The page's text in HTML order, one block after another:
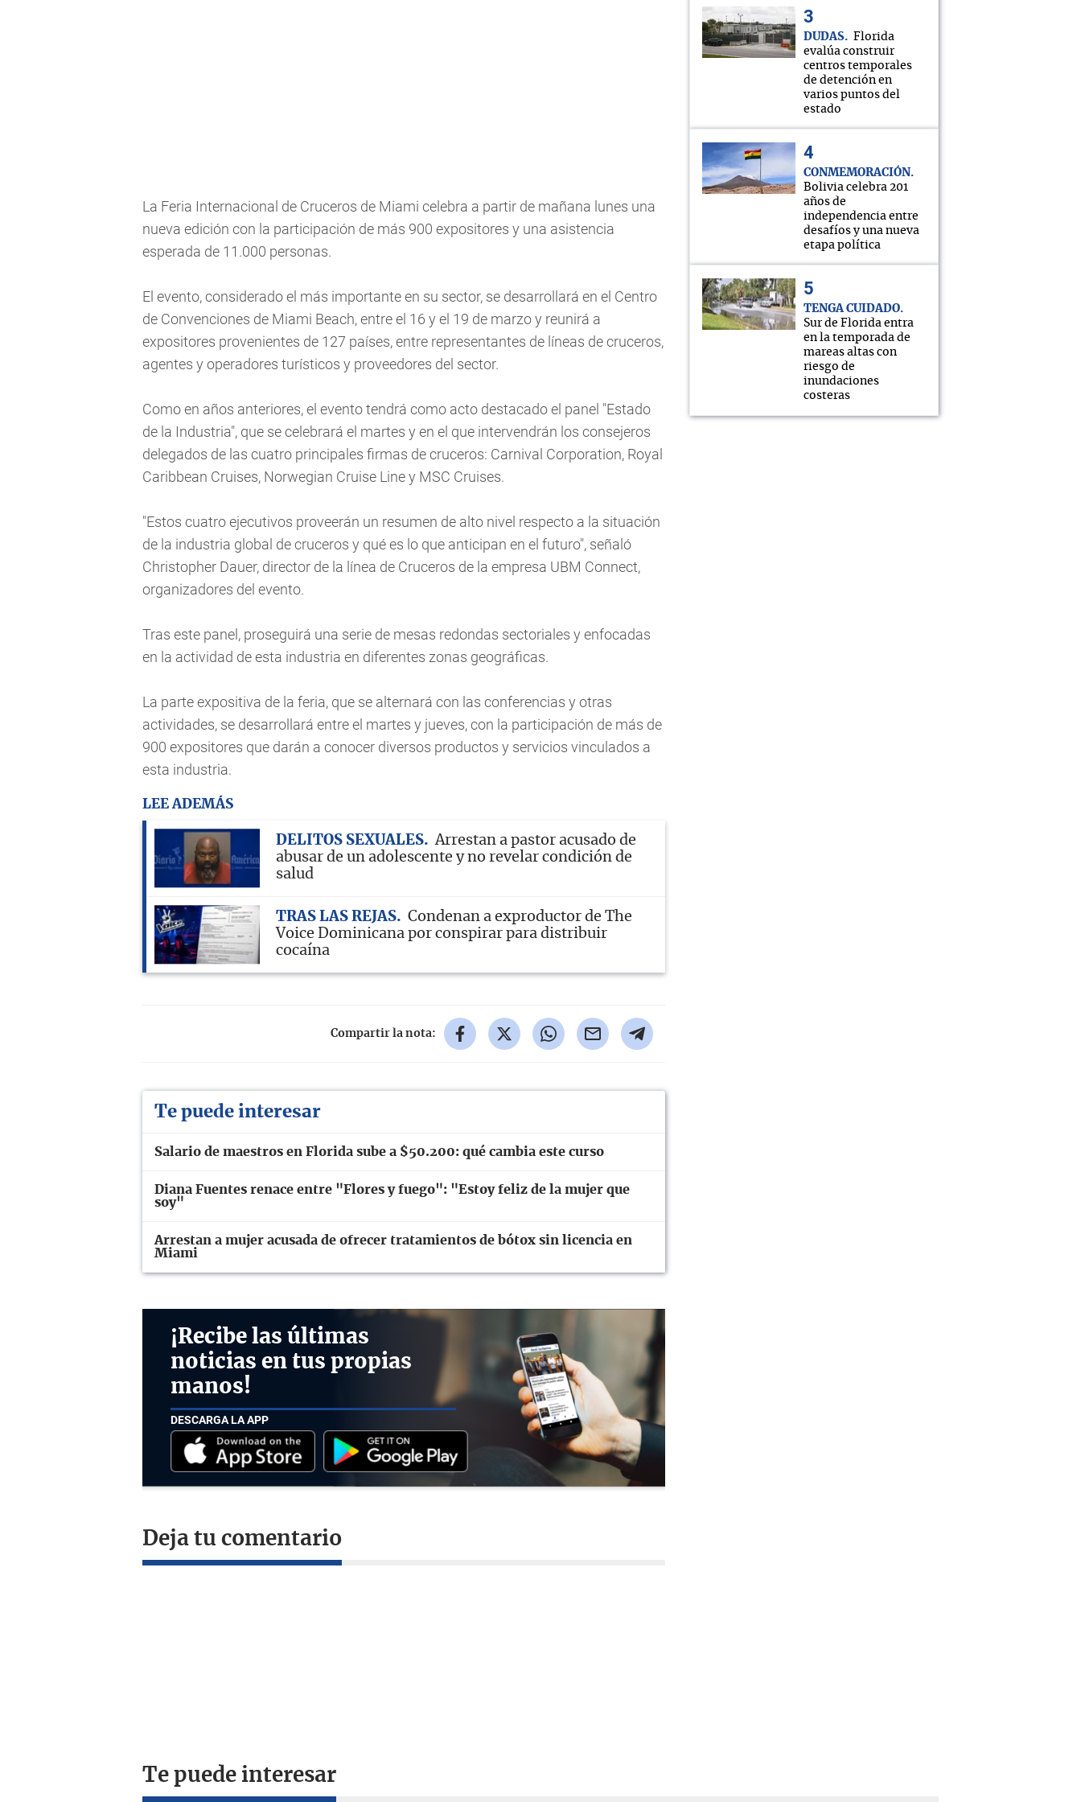
La Feria Internacional de Cruceros de Miami celebra a partir de mañana lunes una
nueva edición con la participación de más 900 expositores y una asistencia
esperada de 11.000 personas.
El evento, considerado el más importante en su sector, se desarrollará en el Centro
de Convenciones de Miami Beach, entre el 16 y el 19 de marzo y reunirá a
expositores provenientes de 127 países, entre representantes de líneas de cruceros,
agentes y operadores turísticos y proveedores del sector.
Como en años anteriores, el evento tendrá como acto destacado el panel "Estado
de la Industria", que se celebrará el martes y en el que intervendrán los consejeros
delegados de las cuatro principales firmas de cruceros: Carnival Corporation, Royal
Caribbean Cruises, Norwegian Cruise Line y MSC Cruises.
"Estos cuatro ejecutivos proveerán un resumen de alto nivel respecto a la situación
de la industria global de cruceros y qué es lo que anticipan en el futuro", señaló
Christopher Dauer, director de la línea de Cruceros de la empresa UBM Connect,
organizadores del evento.
Tras este panel, proseguirá una serie de mesas redondas sectoriales y enfocadas
en la actividad de esta industria en diferentes zonas geográficas.
La parte expositiva de la feria, que se alternará con las conferencias y otras
actividades, se desarrollará entre el martes y jueves, con la participación de más de
900 expositores que darán a conocer diversos productos y servicios vinculados a
esta industria.
LEE ADEMÁS
DELITOS SEXUALES
Arrestan a pastor acusado de
abusar de un adolescente y no revelar condición de
salud
TRAS LAS REJAS
Condenan a exproductor de The
Voice Dominicana por conspirar para distribuir
cocaína
Compartir la nota:
Te puede interesar
Salario de maestros en Florida sube a $50.200: qué cambia este curso
Diana Fuentes renace entre "Flores y fuego": "Estoy feliz de la mujer que
soy"
Arrestan a mujer acusada de ofrecer tratamientos de bótox sin licencia en
Miami
¡Recibe las últimas
noticias en tus propias
manos!
DESCARGA LA APP
Deja tu comentario
DUDAS
Florida
evalúa construir
centros temporales
de detención en
varios puntos del
estado
CONMEMORACIÓN
Bolivia celebra 201
años de
independencia entre
desafíos y una nueva
etapa política
TENGA CUIDADO
Sur de Florida entra
en la temporada de
mareas altas con
riesgo de
inundaciones
costeras
Te puede interesar